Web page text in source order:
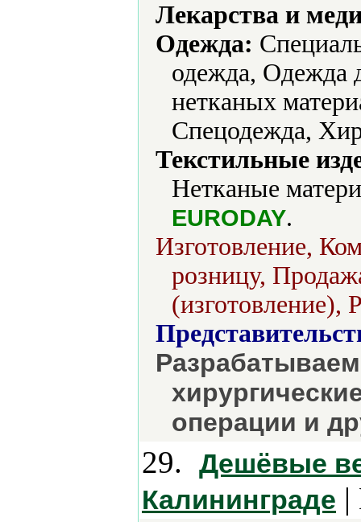
Лекарства и
Одежда:
одежда, Одежда
нетканых
Спецодежда,
Текстильные
Нетканые
EURODAY.
Изготовление,
розницу,
(изготовление),
операции и
29.
Дешёвые
Калининграде |